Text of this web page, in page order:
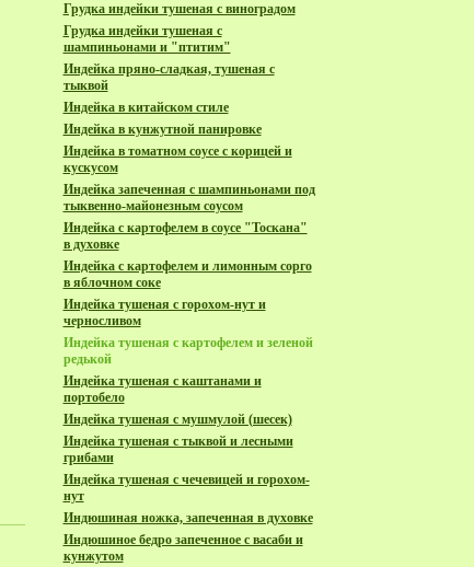
Грудка индейки тушеная с виноградом
Грудка индейки тушеная с
шампиньонами и "птитим"
Индейка пряно-сладкая, тушеная с
тыквой
Индейка в китайском стиле
Индейка в кунжутной панировке
Индейка в томатном соусе с корицей и
кускусом
Индейка запеченная с шампиньонами под
тыквенно-майонезным соусом
Индейка с картофелем в соусе "Тоскана"
в духовке
Индейка с картофелем и лимонным сорго
в яблочном соке
Индейка тушеная с горохом-нут и
черносливом
Индейка тушеная с картофелем и зеленой
редькой
Индейка тушеная с каштанами и
портобело
Индейка тушеная с мушмулой (шесек)
Индейка тушеная с тыквой и лесными
грибами
Индейка тушеная с чечевицей и горохом-
нут
Индюшиная ножка, запеченная в духовке
Индюшиное бедро запеченное с васаби и
кунжутом